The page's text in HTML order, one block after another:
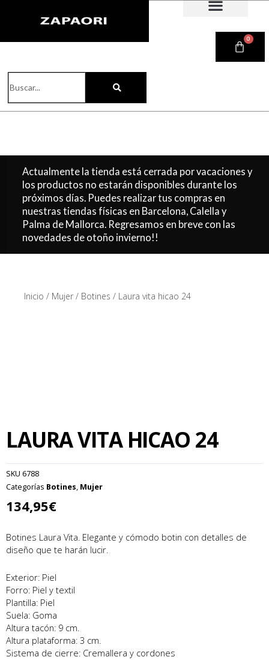
0
Actualmente la tienda está cerrada por vacaciones y
los productos no estarán disponibles durante los
próximos días. Puedes realizar tus compras en
nuestras tiendas físicas en Barcelona, Calella y
Palma de Mallorca. Regresamos en breve con las
novedades de otoño invierno!!
Inicio / Mujer / Botines / Laura vita hicao 24
LAURA VITA HICAO 24
SKU 6788
Categorías Botines, Mujer
134,95€
Botines Laura Vita. Elegante y cómodo botin con detalles de
diseño que te harán lucir.
Exterior: Piel
Forro: Piel y textil
Plantilla: Piel
Suela: Goma
Altura tacón: 9 cm.
Altura plataforma: 3 cm.
Sistema de cierre: Cremallera y cordones